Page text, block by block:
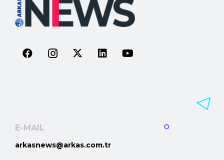
E-MAIL
arkasnews@arkas.com.tr